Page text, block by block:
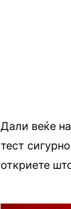
Дали веќе
тест
откриете